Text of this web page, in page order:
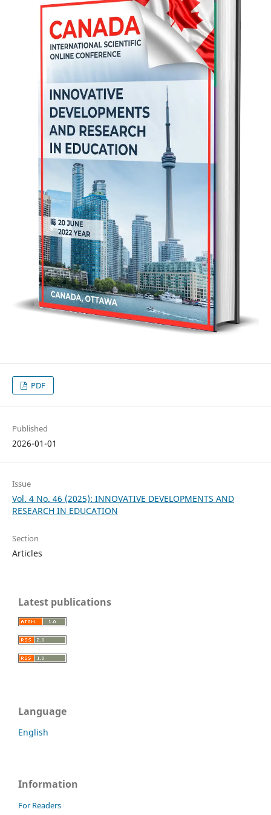
PDF
Published
2026-01-01
Issue
Vol. 4 No. 46 (2025): INNOVATIVE DEVELOPMENTS AND
RESEARCH IN EDUCATION
Section
Articles
Latest publications
Language
English
Information
For Readers